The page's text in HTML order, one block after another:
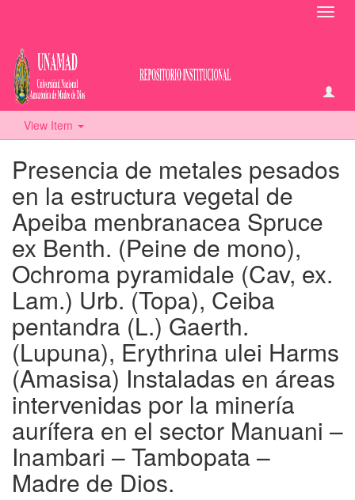
View Item
Presencia de metales pesados
en la estructura vegetal de
Apeiba menbranacea Spruce
ex Benth. (Peine de mono),
Ochroma pyramidale (Cav, ex.
Lam.) Urb. (Topa), Ceiba
pentandra (L.) Gaerth.
(Lupuna), Erythrina ulei Harms
(Amasisa) Instaladas en áreas
intervenidas por la minería
aurífera en el sector Manuani –
Inambari – Tambopata –
Madre de Dios.